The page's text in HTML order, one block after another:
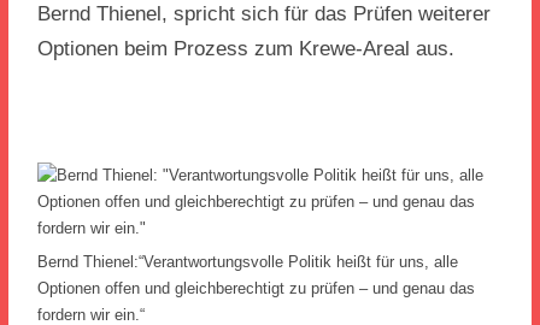
Bernd Thienel, spricht sich für das Prüfen weiterer
Optionen beim Prozess zum Krewe-Areal aus.
Bernd Thienel:“Verantwortungsvolle Politik heißt für uns, alle
Optionen offen und gleichberechtigt zu prüfen – und genau das
fordern wir ein.“